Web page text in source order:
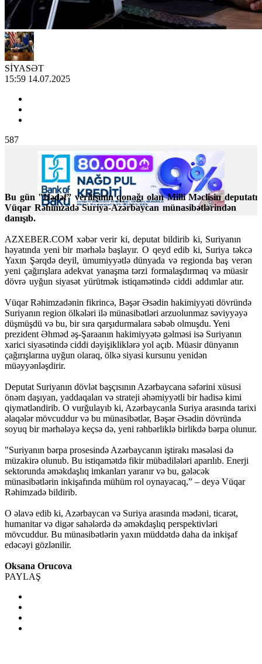
SİYASƏT
15:59 14.07.2025
587
Bu gün "Hədəf” verilişinin qonağı olan Milli Məclisin deputatı
Vüqar Rəhimzadə Suriya-Azərbaycan münasibətlərindən
danışıb.
AZXEBER.COM xəbər verir ki, deputat bildirib ki, Suriyanın
həyatında yeni bir mərhələ başlayır. O qeyd edib ki, Suriya təkcə
Yaxın Şərqdə deyil, ümumiyyətlə dünyada və regionda baş verən
yeni çağırışlara adekvat yanaşma tərzi formalaşdırmaq və müasir
dövrə uyğun siyasət yürütmək istiqamətində ciddi addımlar atır.
Vüqar Rəhimzadənin fikrincə, Bəşər Əsədin hakimiyyəti dövründə
Suriyanın region ölkələri ilə münasibətləri arzuolunmaz səviyyəyə
düşmüşdü və bu, bir sıra qarşıdurmalara səbəb olmuşdu. Yeni
prezident Əhməd əş-Şaraanın hakimiyyətə gəlməsi isə Suriyanın
xarici siyasətində ciddi dəyişikliklərə yol açıb. Müasir dünyanın
çağırışlarına uyğun olaraq, ölkə siyasi kursunu yenidən
müəyyənləşdirir.
Deputat Suriyanın dövlət başçısının Azərbaycana səfərini xüsusi
önəm daşıyan, yaddaqalan və strateji əhəmiyyətli bir hadisə kimi
qiymətləndirib. O vurğulayıb ki, Azərbaycanla Suriya arasında tarixi
əlaqələr mövcuddur və bu münasibətlər, Bəşər Əsədin dövründə
soyuq bir mərhələyə keçsə də, yeni rəhbərliklə birlikdə bərpa olunur.
"Suriyanın bərpa prosesində Azərbaycanın iştirakı məsələsi də
müzakirə olunub. Bu istiqamətdə fikir mübadilələri aparılıb. Enerji
sektorunda əməkdaşlıq imkanları yaranır və bu, gələcək
münasibətlərin inkişafında mühüm rol oynayacaq,” – deyə Vüqar
Rəhimzadə bildirib.
O əlavə edib ki, Azərbaycan və Suriya arasında mədəni, ticarət,
humanitar və digər sahələrdə də əməkdaşlıq perspektivləri
mövcuddur. Bu münasibətlərin yaxın müddətdə daha da inkişaf
edəcəyi gözlənilir.
Oksana Orucova
PAYLAŞ